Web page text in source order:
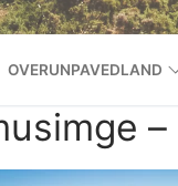
OVERUNPAVEDLAND